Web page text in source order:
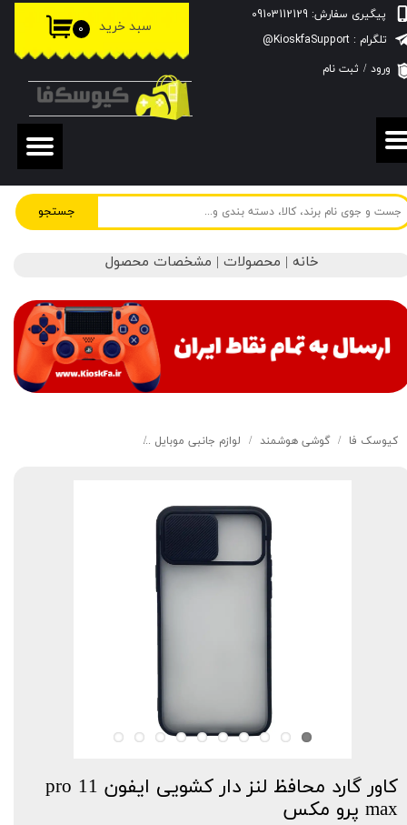
جستجو
پیگیری سفارش: 09103112129
۰ سبد خرید
ورود / ثبت نام
حساب کاربری من
تغییر گذر واژه
سفارشات
خروج از حساب کاربری
تلگرام : KioskfaSupport@
خانه | محصولات | مشخصات محصول
کیوسک‌ فا گوشی هوشمند لوازم جانبی موبایل
کاور گارد محافظ لنز دار کشویی ایفون 11 pro
max پرو مکس